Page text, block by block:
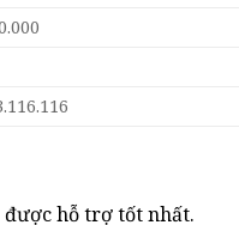
được hỗ trợ tốt nhất.